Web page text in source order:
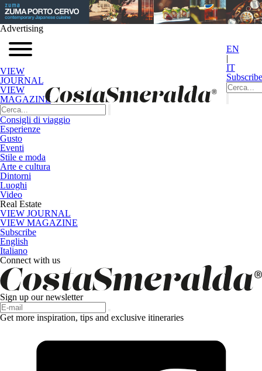
Advertising
VIEW
JOURNAL
VIEW
MAGAZINE
EN
|
IT
Subscribe
Consigli di viaggio
Esperienze
Gusto
Eventi
Stile e moda
Arte e cultura
Dintorni
Luoghi
Video
Real Estate
VIEW JOURNAL
VIEW MAGAZINE
Subscribe
English
Italiano
Connect with us
Sign up our newsletter
Get more inspiration, tips and exclusive itineraries